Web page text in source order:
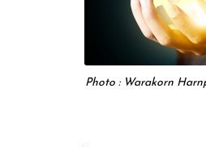
Photo : Warakorn